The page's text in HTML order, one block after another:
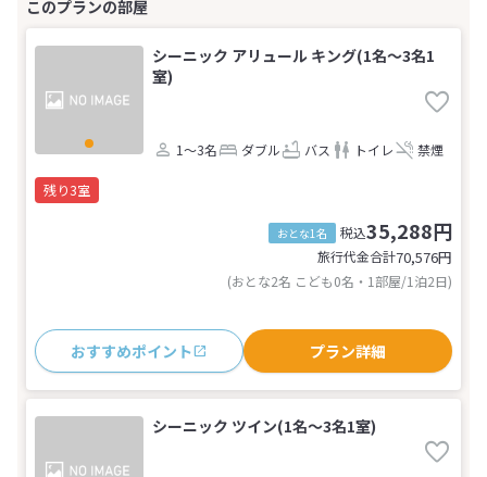
シーニック アリュール キング(1名～3名1
室)
1～3名 ダブル バス トイレ 禁煙
残り3室
おとな1名 税込35,288円
旅行代金合計70,576円
(おとな2名 こども0名・1部屋/1泊2日)
おすすめポイント プラン詳細
シーニック ツイン(1名～3名1室)